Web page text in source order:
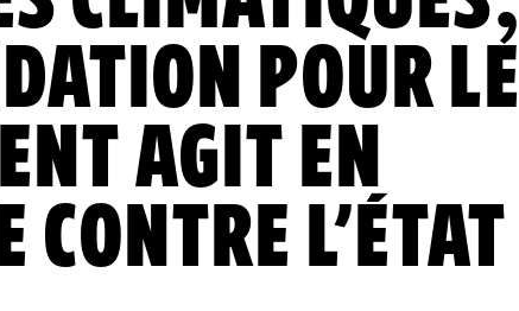
POUR LE
AGIT EN
CONTRE L’ÉTAT